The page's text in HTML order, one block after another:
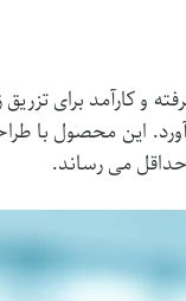
ی یک راهکار پیشرفته و
آورد. این محصول
می رساند.